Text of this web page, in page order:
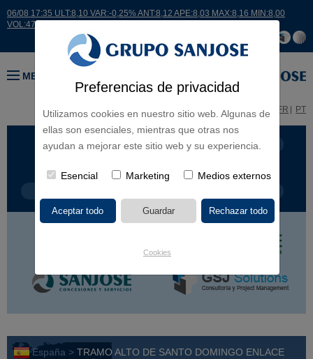
Preferencias de privacidad
Utilizamos cookies en nuestro sitio web. Algunas de
ellas son esenciales, mientras que otras nos
ayudan a mejorar este sitio web y su experiencia.
Esencial Marketing Medios externos
Cookies
06/08 17:35 ULT:8,10 VAR:-0,25% ANT:8,12 APE:8,03 MAX:8,16 MIN:8,00
VOL:47811
MENÚ
EN FR PT
LÍNEA DE NEGOCIO CONTINENTES
España > TRAMO ALTO DE SANTO DOMINGO ENLACE